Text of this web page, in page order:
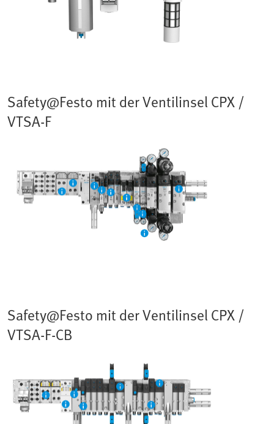
Safety@Festo mit der Ventilinsel CPX /
VTSA-F
Safety@Festo mit der Ventilinsel CPX /
VTSA-F-CB